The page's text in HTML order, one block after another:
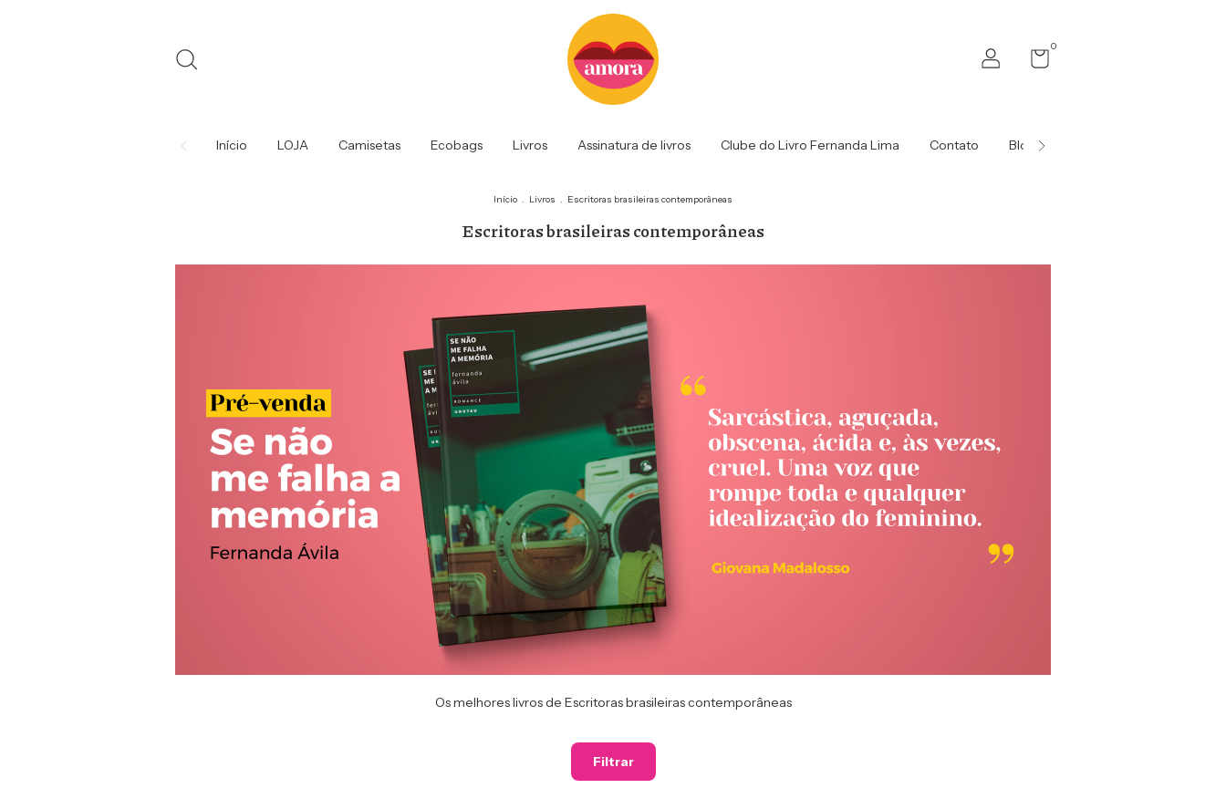
0
Início LOJA Camisetas Ecobags Livros Assinatura de livros Clube do Livro Fernanda Lima Contato Blog da Amora
Início . Livros . Escritoras brasileiras contemporâneas
Escritoras brasileiras contemporâneas
Os melhores livros de Escritoras brasileiras contemporâneas
Filtrar